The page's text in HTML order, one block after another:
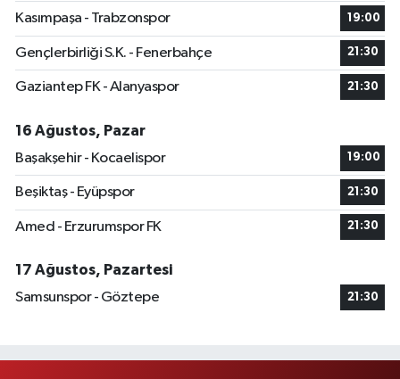
Kasımpaşa - Trabzonspor 19:00
Gençlerbirliği S.K. - Fenerbahçe 21:30
Gaziantep FK - Alanyaspor 21:30
16 Ağustos, Pazar
Başakşehir - Kocaelispor
19:00
Beşiktaş - Eyüpspor 21:30
Amed - Erzurumspor FK 21:30
17 Ağustos, Pazartesi
Samsunspor - Göztepe
21:30